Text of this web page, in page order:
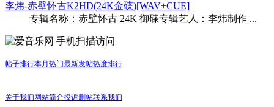
李炜-赤壁怀古K2HD(24K金碟)[WAV+CUE]
专辑名称：赤壁怀古 24K 御碟专辑艺人：李炜制作 ...
手机扫描访问
帖子排行本月热门最新发帖热度排行
关于我们 网站简介投诉删帖联系我们